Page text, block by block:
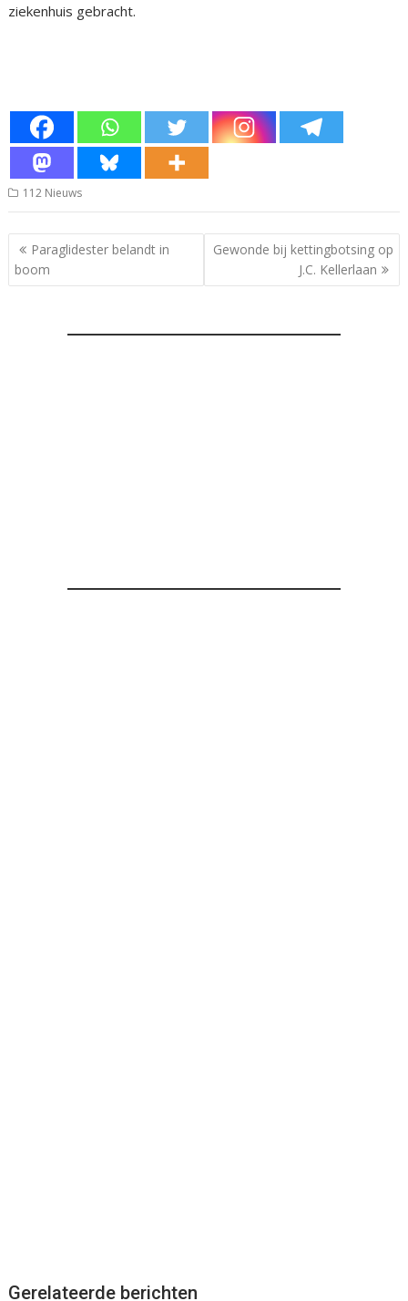
ziekenhuis gebracht.
112 Nieuws
Bericht
navigatie
Paraglidester belandt in
boom
Gewonde bij kettingbotsing op
J.C. Kellerlaan
Gerelateerde berichten